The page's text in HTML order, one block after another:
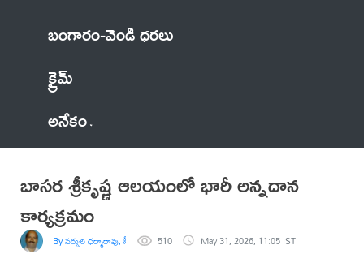
బంగారం-వెండి ధరలు
క్రైమ్
అనేకం
బాసర శ్రీకృష్ణ ఆలయంలో భారీ అన్నదాన
కార్యక్రమం
By నర్సురి ధర్మారావు, సీనియర్ రిపోర్టర్
510 May 31, 2026, 11:05 IST